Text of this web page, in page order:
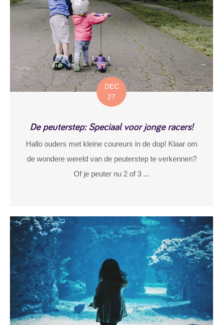
DEC
27
De peuterstep: Speciaal voor jonge racers!
Hallo ouders met kleine coureurs in de dop! Klaar om
de wondere wereld van de peuterstep te verkennen?
Of je peuter nu 2 of 3 ...